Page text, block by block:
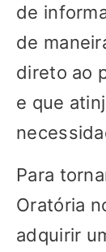
de
de
direto ao
e que
Para
Oratória
adquirir